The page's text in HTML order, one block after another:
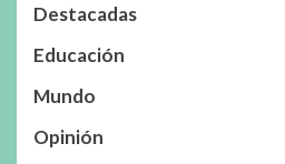
Destacadas
Educación
Mundo
Opinión